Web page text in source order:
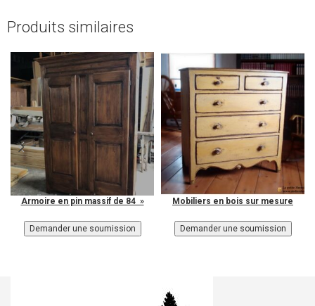
Produits similaires
Armoire en pin massif de 84 » Mobiliers en bois sur mesure